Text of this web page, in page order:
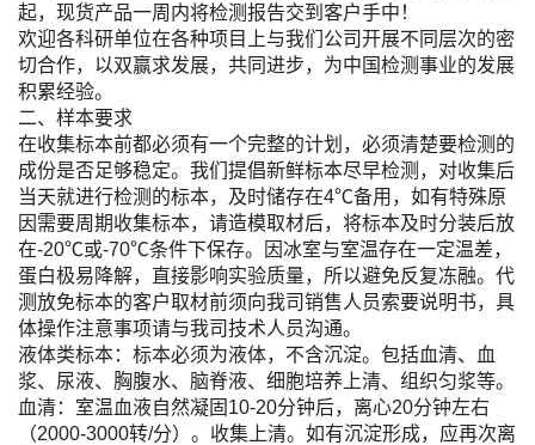
起，现货产品一周内将检测报告交到客户手中！
欢迎各科研单位在各种项目上与我们公司开展不同层次的密
切合作，以双赢求发展，共同进步，为中国检测事业的发展
积累经验。
二、样本要求
在收集标本前都必须有一个完整的计划，必须清楚要检测的
成份是否足够稳定。我们提倡新鲜标本尽早检测，对收集后
当天就进行检测的标本，及时储存在4℃备用，如有特殊原
因需要周期收集标本，请造模取材后，将标本及时分装后放
在-20℃或-70℃条件下保存。因冰室与室温存在一定温差，
蛋白极易降解，直接影响实验质量，所以避免反复冻融。代
测放免标本的客户取材前须向我司销售人员索要说明书，具
体操作注意事项请与我司技术人员沟通。
液体类标本：标本必须为液体，不含沉淀。包括血清、血
浆、尿液、胸腹水、脑脊液、细胞培养上清、组织匀浆等。
血清：室温血液自然凝固10-20分钟后，离心20分钟左右
（2000-3000转/分）。收集上清。如有沉淀形成，应再次离